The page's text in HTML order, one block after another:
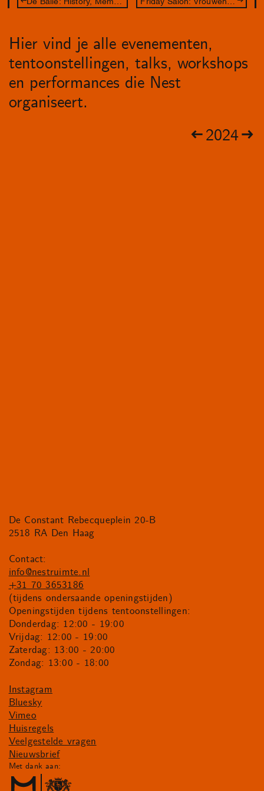
Hier vind je alle evenementen,
tentoonstellingen, talks, workshops
en performances die Nest
organiseert.
2024
De Constant Rebecqueplein 20-B
2518 RA Den Haag
Contact:
info@nestruimte.nl
+31 70 3653186
(tijdens ondersaande openingstijden)
Openingstijden tijdens tentoonstellingen:
Donderdag: 12:00 - 19:00
Vrijdag: 12:00 - 19:00
Zaterdag: 13:00 - 20:00
Zondag: 13:00 - 18:00
Instagram
Bluesky
Vimeo
Huisregels
Veelgestelde vragen
Nieuwsbrief
Met dank aan: